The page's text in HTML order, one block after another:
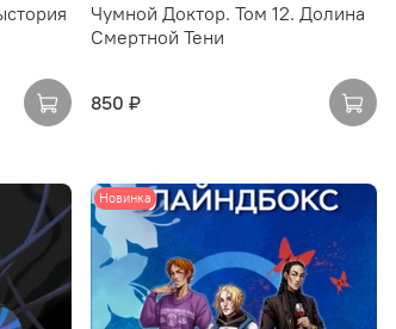
Чумной Доктор. Том 12. Долина
Смертной Тени
850 ₽
Новинка